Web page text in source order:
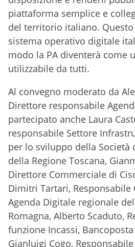
piattaforma semplice e
del territorio italiano.
sistema operativo digitale
modo la PA diventerà come
utilizzabile da tutti.
Al convegno moderato da
Direttore responsabile
partecipato anche Laura
responsabile Settore
per lo sviluppo della Società
della Regione Toscana,
Direttore Commerciale di
Dimitri Tartari, Responsabile
Agenda Digitale regionale
Romagna, Alberto Scaduto,
funzione Incassi,
Gianluigi Cogo,